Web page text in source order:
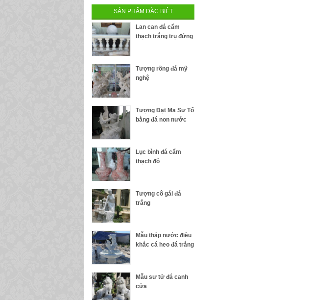
SẢN PHẨM ĐẶC BIỆT
Lan can đá cẩm
thạch trắng trụ đứng
Tượng rồng đá mỹ
nghệ
Tượng Đạt Ma Sư Tổ
bằng đá non nước
Lục bình đá cẩm
thạch đỏ
Tượng cô gái đá
trắng
Mẫu tháp nước điêu
khắc cá heo đá trắng
Mẫu sư tử đá canh
cửa